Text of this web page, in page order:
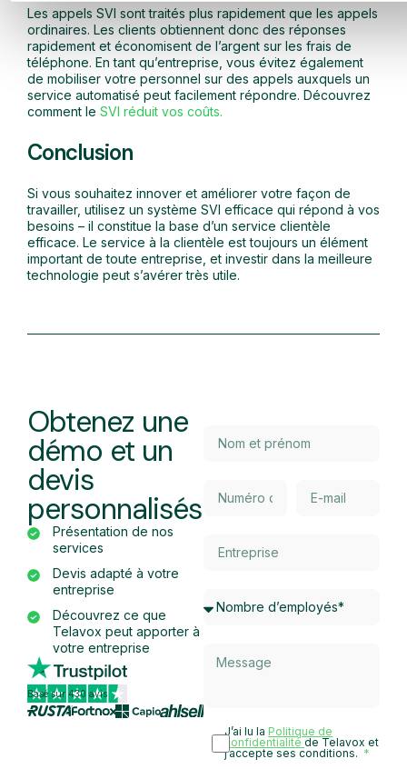
Les appels SVI sont traités plus rapidement que les appels
ordinaires. Les clients obtiennent donc des réponses
rapidement et économisent de l’argent sur les frais de
téléphone. En tant qu’entreprise, vous évitez également
de mobiliser votre personnel sur des appels auxquels un
service automatisé peut facilement répondre. Découvrez
comment le SVI réduit vos coûts.
Conclusion
Si vous souhaitez innover et améliorer votre façon de
travailler, utilisez un système SVI efficace qui répond à vos
besoins – il constitue la base d’un service clientèle
efficace. Le service à la clientèle est toujours un élément
important de toute entreprise, et investir dans la meilleure
technologie peut s’avérer très utile.
Obtenez une
démo et un
devis
personnalisés
Présentation de nos
services
Devis adapté à votre
entreprise
Découvrez ce que
Telavox peut apporter à
votre entreprise
Basé sur 430 avis
J’ai lu la Politique de
confidentialitéde Telavox et
j’accepte ses conditions.